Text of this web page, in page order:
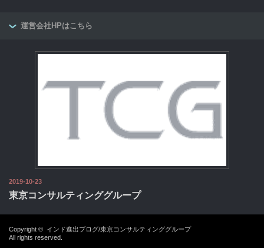
運営会社HPはこちら
2019-10-23
東京コンサルティンググループ
Copyright © インド進出ブログ/東京コンサルティンググループ
All rights reserved.